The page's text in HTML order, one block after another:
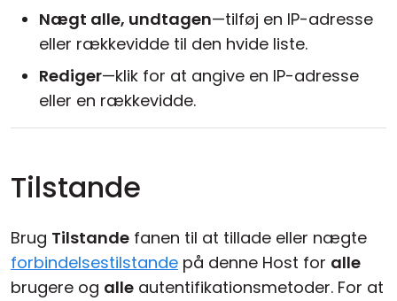
Nægt alle, undtagen—tilføj en IP-adresse
eller rækkevidde til den hvide liste.
Rediger—klik for at angive en IP-adresse
eller en rækkevidde.
Tilstande
Brug Tilstande fanen til at tillade eller nægte
forbindelsestilstande på denne Host for alle
brugere og alle autentifikationsmetoder. For at